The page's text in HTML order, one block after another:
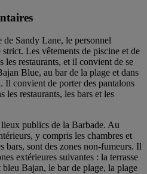
de Sandy Lane, le personnel
Les vêtements de piscine et de
les restaurants, et il convient de se
Blue, au bar de la plage et dans
Il convient de porter des pantalons
les restaurants, les bars et les
publics de la Barbade. Au
y compris les chambres et
bars, sont des zones non-fumeurs. Il
extérieures suivantes : la terrasse
Bajan, le bar de plage, la plage